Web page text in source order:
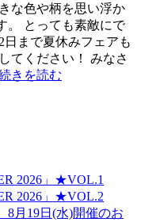
な色や柄を思い浮か
。 とっても素敵にで
日まで夏休みフェアも
てください！ みなさ
きを読む
2026」★VOL.1
2026」★VOL.2
19日(水)開催のお